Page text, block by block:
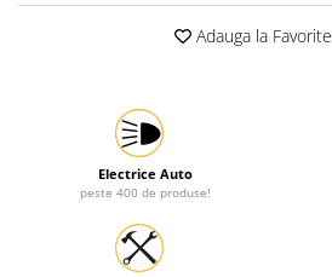
Suport auto
Suport motocicleta
Tunuri de caldura si aeroteme
Adauga la Favorite
Electrice Auto
peste 400 de produse!